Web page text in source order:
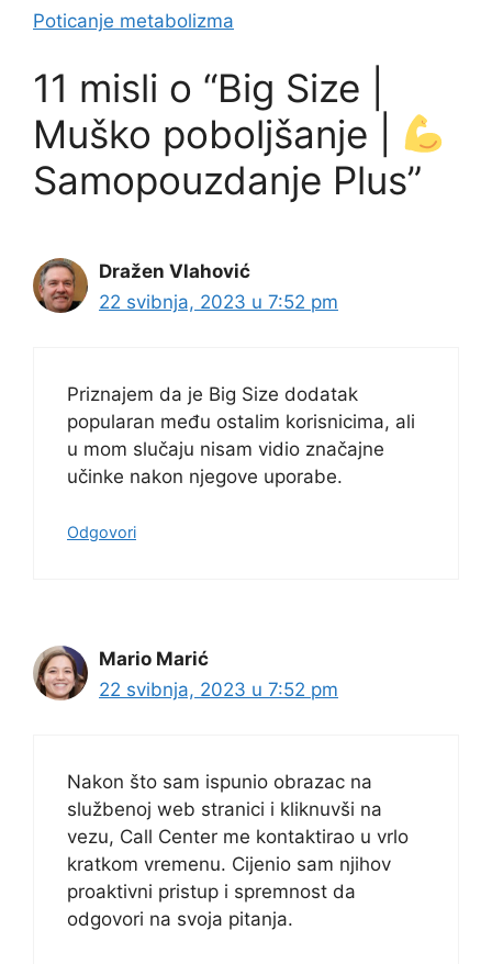
Poticanje metabolizma
11 misli o “Big Size |
Muško poboljšanje |
Samopouzdanje Plus”
Dražen Vlahović
22 svibnja, 2023 u 7:52 pm
Priznajem da je Big Size dodatak
popularan među ostalim korisnicima, ali
u mom slučaju nisam vidio značajne
učinke nakon njegove uporabe.
Odgovori
Mario Marić
22 svibnja, 2023 u 7:52 pm
Nakon što sam ispunio obrazac na
službenoj web stranici i kliknuvši na
vezu, Call Center me kontaktirao u vrlo
kratkom vremenu. Cijenio sam njihov
proaktivni pristup i spremnost da
odgovori na svoja pitanja.